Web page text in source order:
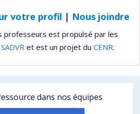
votre profil | Nous joindre
professeurs est propulsé par les
SADVR et est un projet du CENR.
dans nos équipes